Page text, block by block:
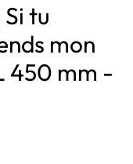
tu
mon
450 mm -